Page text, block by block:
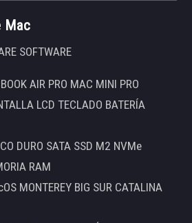
Mac
SOFTWARE
AIR PRO MAC MINI PRO
LCD TECLADO BATERÍA
DURO SATA SSD M2 NVMe
RAM
MONTEREY BIG SUR CATALINA